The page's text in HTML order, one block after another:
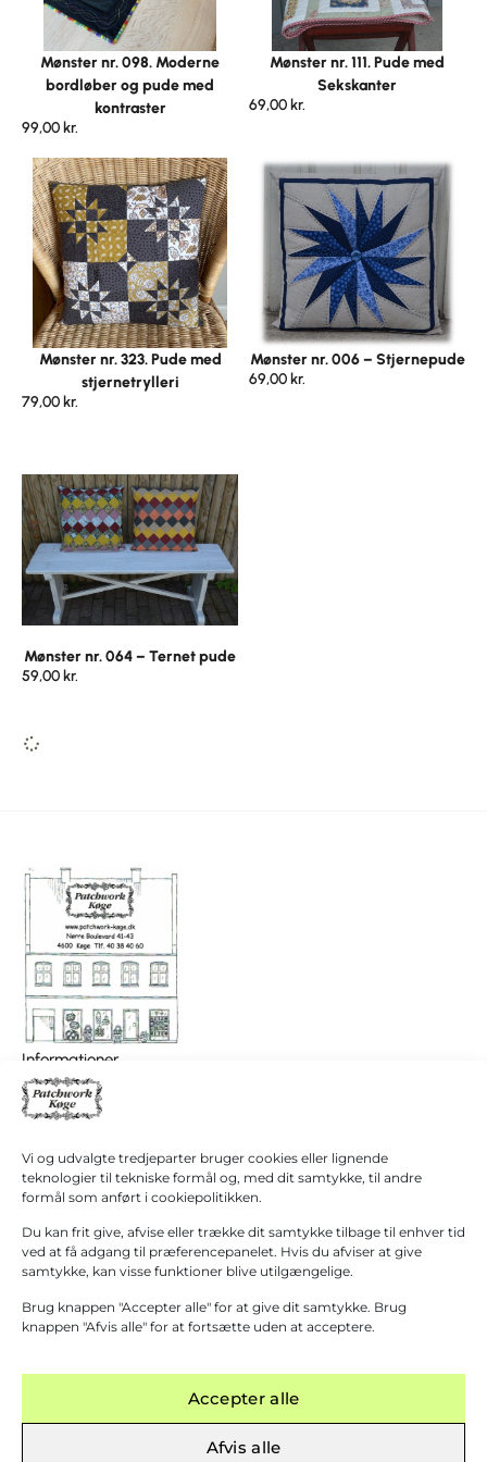
Vi og udvalgte tredjeparter bruger cookies eller lignende
teknologier til tekniske formål og, med dit samtykke, til andre
formål som anført i cookiepolitikken.
Du kan frit give, afvise eller trække dit samtykke tilbage til enhver tid
ved at få adgang til præferencepanelet. Hvis du afviser at give
samtykke, kan visse funktioner blive utilgængelige.
Brug knappen "Accepter alle" for at give dit samtykke. Brug
knappen "Afvis alle" for at fortsætte uden at acceptere.
Accepter alle
Afvis alle
I
alt
0,00kr.
Køb for
1.000,00kr.
fragt!
Gå til
Mønster nr. 098. Moderne
bordløber og pude med
kontraster
99,00 kr.
Mønster nr. 111. Pude med
Sekskanter
69,00 kr.
Mønster nr. 323. Pude med
stjernetrylleri
79,00 kr.
Mønster nr. 006 – Stjernepude
69,00 kr.
Mønster nr. 064 – Ternet pude
59,00 kr.
Informationer
Patchwork Køge/ Patchwork Butikken
+45 40 38 40 60
Kontakt os
Butikken
Mandag - tirsdag: 10:00 - 16.30
Torsdag - fredag: 10:00 - 16.30
Lørdag: 10:00 - 13:00 Første lørdag i måneden
(1. September – 31. Marts)
Grupper modtages gerne efter aftale.
FYSISK BUTIK I KØGE─